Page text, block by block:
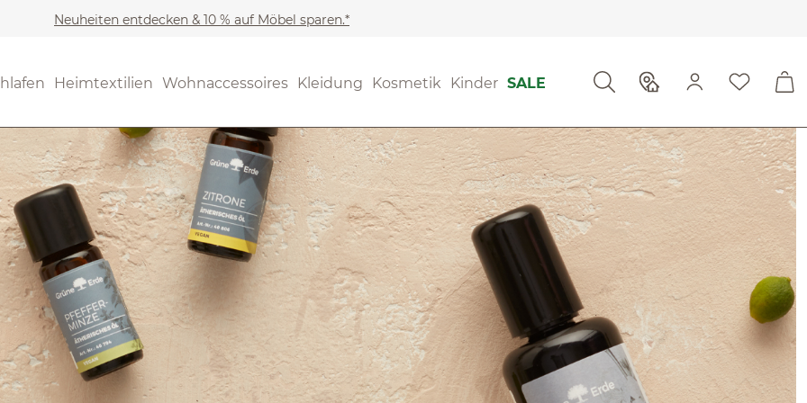
Neuheiten entdecken & 10 % auf Möbel sparen.*
Heimtextilien Wohnaccessoires Kleidung Kosmetik Kinder SALE